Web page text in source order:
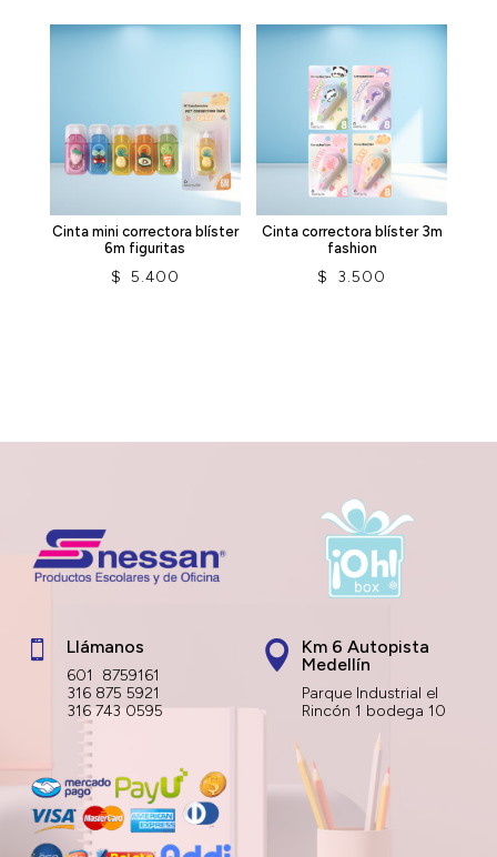
Cinta mini correctora blíster
6m figuritas
$ 5.400
Cinta correctora blíster 3m
fashion
$ 3.500
 Llámanos
601 8759161
316 875 5921
316 743 0595

Km 6 Autopista
Medellín
Parque Industrial el
Rincón 1 bodega 10